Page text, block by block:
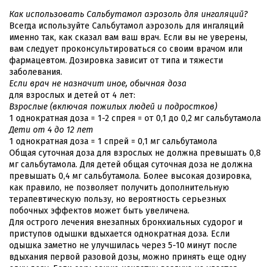
Как использовать Сальбутамол аэрозоль для ингаляций?
Всегда используйте Сальбутамол аэрозоль для ингаляций
именно так, как сказал вам ваш врач. Если вы не уверены,
вам следует проконсультироваться со своим врачом или
фармацевтом. Дозировка зависит от типа и тяжести
заболевания.
Если врач не назначит иное, обычная доза
для взрослых и детей от 4 лет:
Взрослые (включая пожилых людей и подростков)
1 однократная доза = 1-2 спрея = от 0,1 до 0,2 мг сальбутамола
Дети от 4 до 12 лет
1 однократная доза = 1 спрей = 0,1 мг сальбутамола
Общая суточная доза для взрослых не должна превышать 0,8
мг сальбутамола. Для детей общая суточная доза не должна
превышать 0,4 мг сальбутамола. Более высокая дозировка,
как правило, не позволяет получить дополнительную
терапевтическую пользу, но вероятность серьезных
побочных эффектов может быть увеличена.
Для острого лечения внезапных бронхиальных судорог и
приступов одышки вдыхается однократная доза. Если
одышка заметно не улучшилась через 5-10 минут после
вдыхания первой разовой дозы, можно принять еще одну